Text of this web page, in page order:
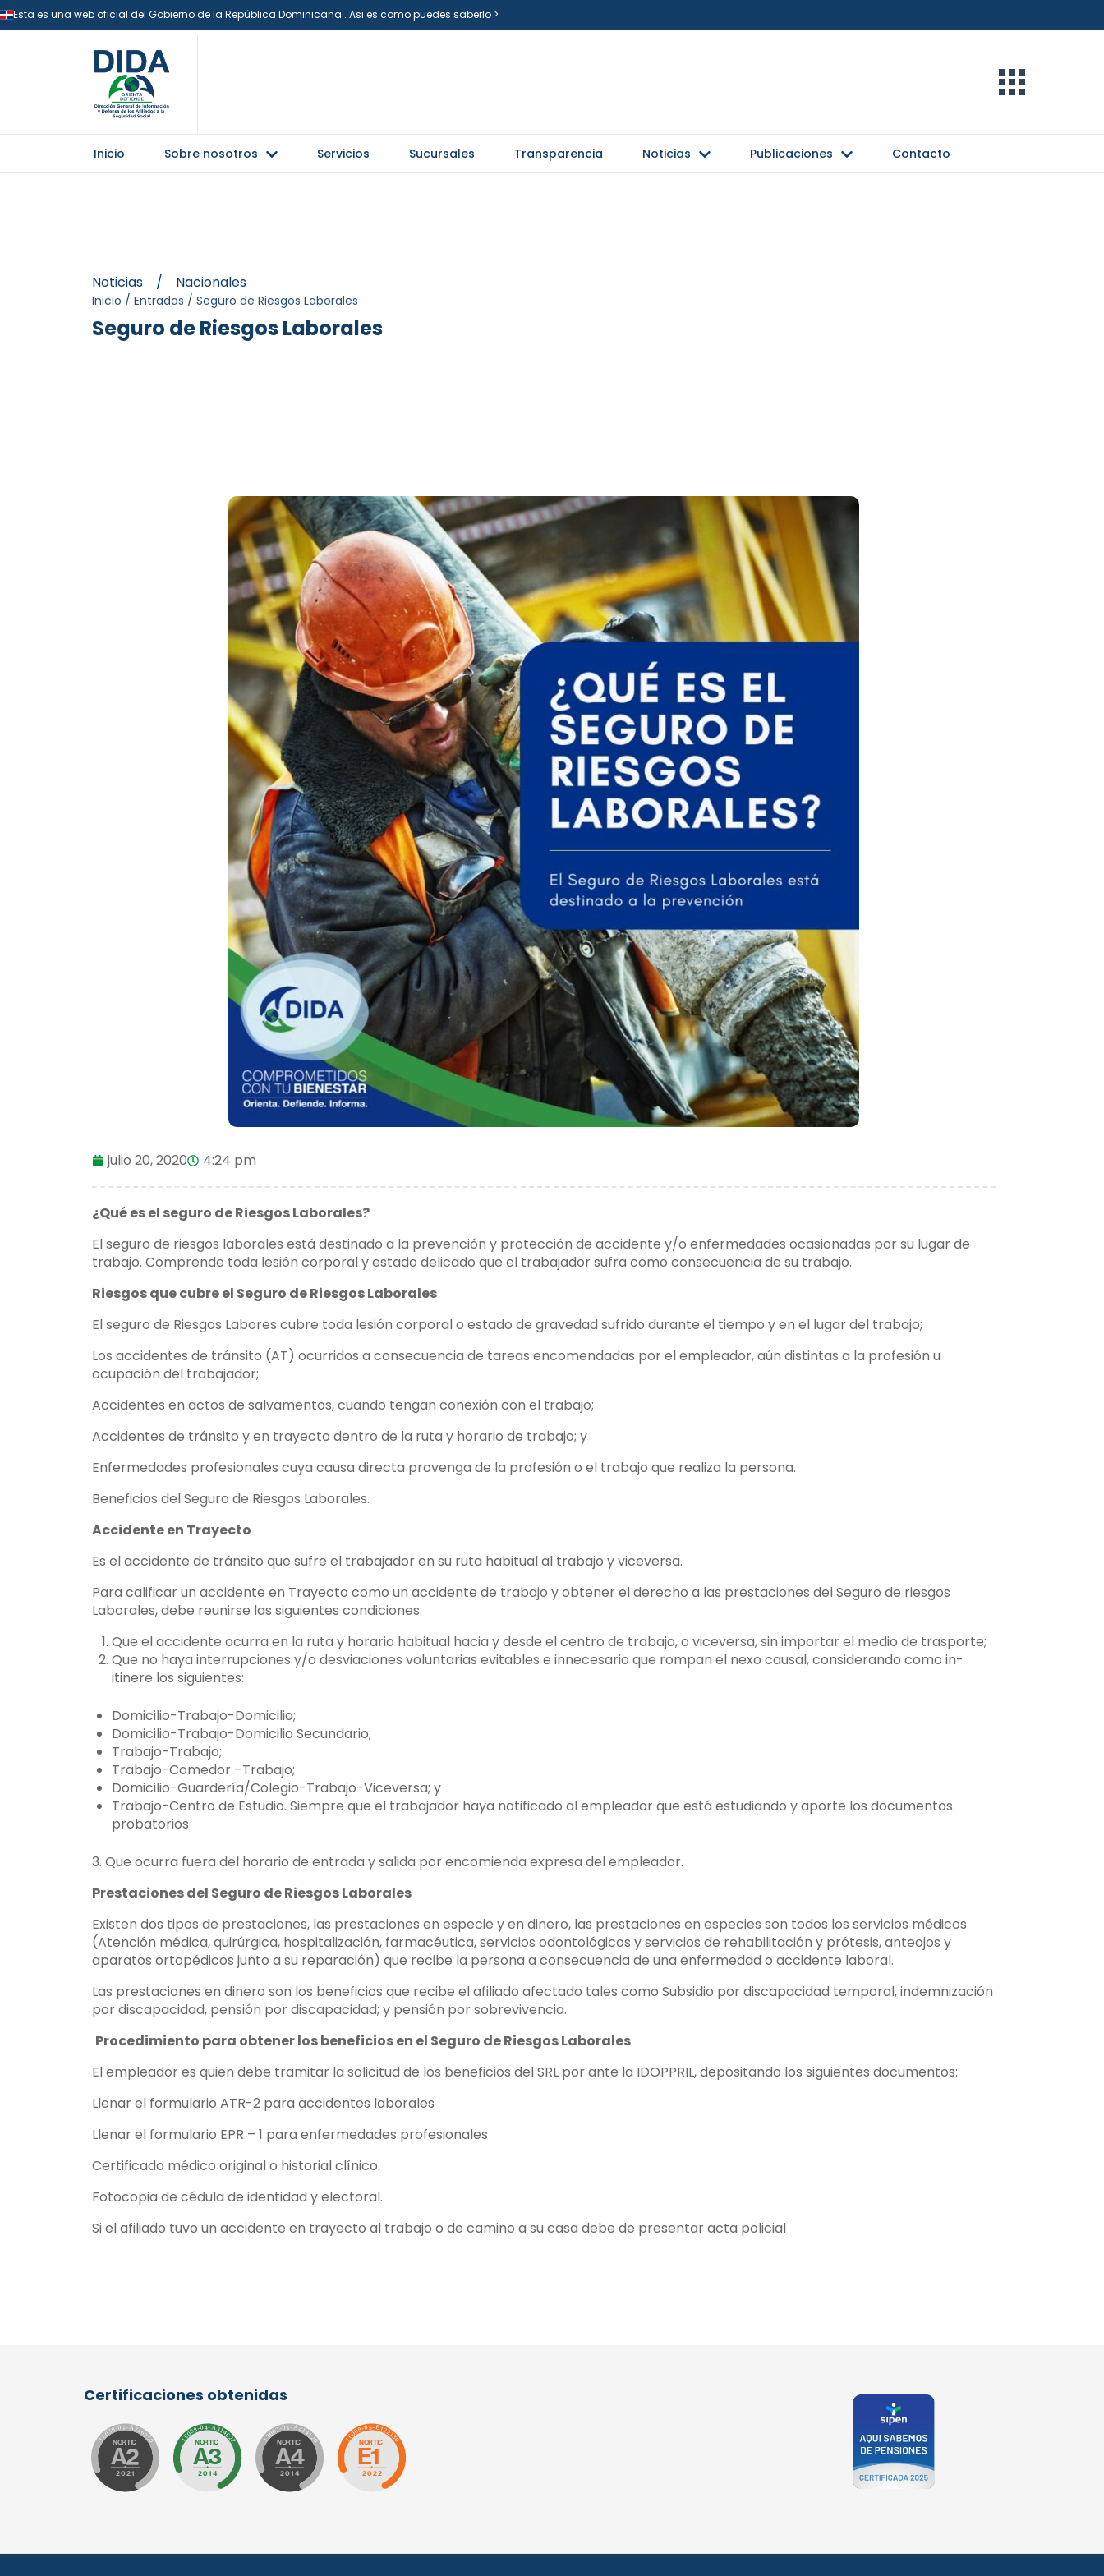
Esta es una web oficial del Gobierno de la República Dominicana . Asi es como puedes saberlo >
Inicio Sobre nosotros Servicios Sucursales Transparencia Noticias Publicaciones Contacto
Noticias / Nacionales
Inicio / Entradas / Seguro de Riesgos Laborales
Seguro de Riesgos Laborales
julio 20, 2020 4:24 pm
¿Qué es el seguro de Riesgos Laborales?
El seguro de riesgos laborales está destinado a la prevención y protección de accidente y/o enfermedades ocasionadas por su lugar de
trabajo. Comprende toda lesión corporal y estado delicado que el trabajador sufra como consecuencia de su trabajo.
Riesgos que cubre el Seguro de Riesgos Laborales
El seguro de Riesgos Labores cubre toda lesión corporal o estado de gravedad sufrido durante el tiempo y en el lugar del trabajo;
Los accidentes de tránsito (AT) ocurridos a consecuencia de tareas encomendadas por el empleador, aún distintas a la profesión u
ocupación del trabajador;
Accidentes en actos de salvamentos, cuando tengan conexión con el trabajo;
Accidentes de tránsito y en trayecto dentro de la ruta y horario de trabajo; y
Enfermedades profesionales cuya causa directa provenga de la profesión o el trabajo que realiza la persona.
Beneficios del Seguro de Riesgos Laborales.
Accidente en Trayecto
Es el accidente de tránsito que sufre el trabajador en su ruta habitual al trabajo y viceversa.
Para calificar un accidente en Trayecto como un accidente de trabajo y obtener el derecho a las prestaciones del Seguro de riesgos
Laborales, debe reunirse las siguientes condiciones:
Que el accidente ocurra en la ruta y horario habitual hacia y desde el centro de trabajo, o viceversa, sin importar el medio de trasporte;
Que no haya interrupciones y/o desviaciones voluntarias evitables e innecesario que rompan el nexo causal, considerando como in-
itinere los siguientes:
Domicilio-Trabajo-Domicilio;
Domicilio-Trabajo-Domicilio Secundario;
Trabajo-Trabajo;
Trabajo-Comedor –Trabajo;
Domicilio-Guardería/Colegio-Trabajo-Viceversa; y
Trabajo-Centro de Estudio. Siempre que el trabajador haya notificado al empleador que está estudiando y aporte los documentos
probatorios
3. Que ocurra fuera del horario de entrada y salida por encomienda expresa del empleador.
Prestaciones del Seguro de Riesgos Laborales
Existen dos tipos de prestaciones, las prestaciones en especie y en dinero, las prestaciones en especies son todos los servicios médicos
(Atención médica, quirúrgica, hospitalización, farmacéutica, servicios odontológicos y servicios de rehabilitación y prótesis, anteojos y
aparatos ortopédicos junto a su reparación) que recibe la persona a consecuencia de una enfermedad o accidente laboral.
Las prestaciones en dinero son los beneficios que recibe el afiliado afectado tales como Subsidio por discapacidad temporal, indemnización
por discapacidad, pensión por discapacidad; y pensión por sobrevivencia.
Procedimiento para obtener los beneficios en el Seguro de Riesgos Laborales
El empleador es quien debe tramitar la solicitud de los beneficios del SRL por ante la IDOPPRIL, depositando los siguientes documentos:
Llenar el formulario ATR-2 para accidentes laborales
Llenar el formulario EPR – 1 para enfermedades profesionales
Certificado médico original o historial clínico.
Fotocopia de cédula de identidad y electoral.
Si el afiliado tuvo un accidente en trayecto al trabajo o de camino a su casa debe de presentar acta policial
Certificaciones obtenidas